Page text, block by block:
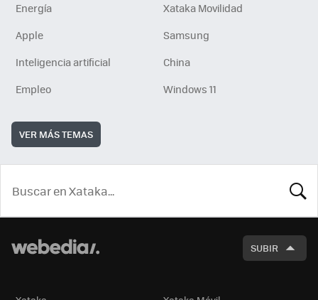
Energía
Xataka Movilidad
Apple
Samsung
Inteligencia artificial
China
Empleo
Windows 11
VER MÁS TEMAS
SUBIR